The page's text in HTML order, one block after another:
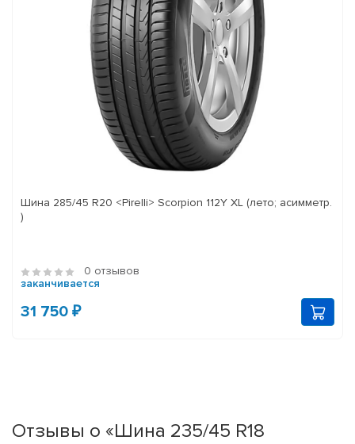
Шина 285/45 R20 <Pirelli> Scorpion 112Y XL (лето; асимметр.
)
0 отзывов
заканчивается
31 750 ₽
Отзывы о «Шина 235/45 R18